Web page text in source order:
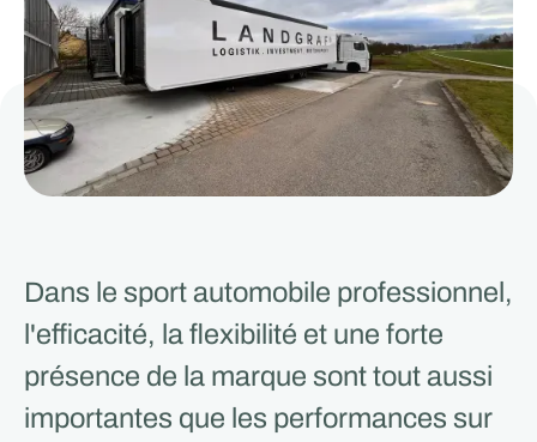
Dans le sport automobile professionnel,
l'efficacité, la flexibilité et une forte
présence de la marque sont tout aussi
importantes que les performances sur